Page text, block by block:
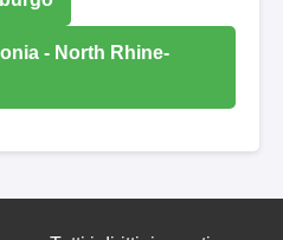
- North Rhine-